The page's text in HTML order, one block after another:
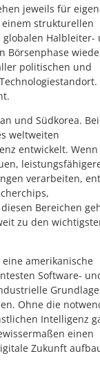
jeweils für
einem strukturellen
globalen Halbleiter-
Börsenphase
politischen und
und Südkorea.
weltweiten
entwickelt.
verarbeiten,
Bereichen
zu den
amerikanische
Software-
Grundlage
Ohne die
Intelligenz
einen
Zukunft